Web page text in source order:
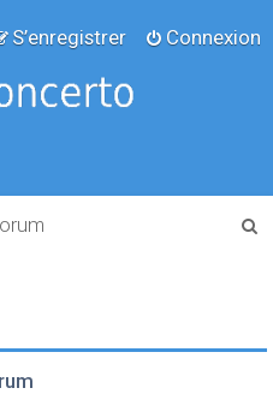
Connexion
S’enregistrer
e